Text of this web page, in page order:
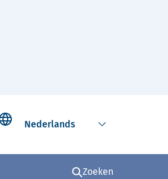
language
Zoeken